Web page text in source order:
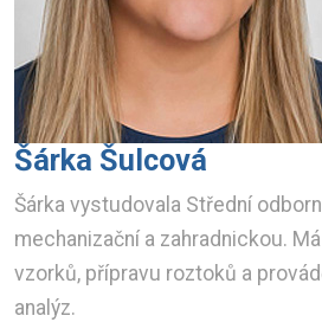
Šárka Šulcová
Šárka vystudovala Střední
mechanizační a zahradnickou.
vzorků, přípravu roztoků a
analýz.